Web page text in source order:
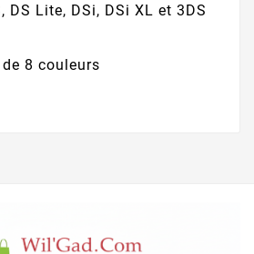
DS Lite, DSi, DSi XL et 3DS
8 couleurs